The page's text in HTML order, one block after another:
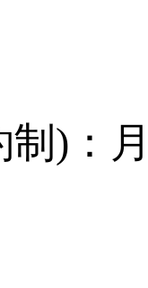
)：